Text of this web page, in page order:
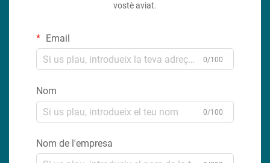
vostè aviat.
Email
0/100
Nom
0/100
Nom de l'empresa